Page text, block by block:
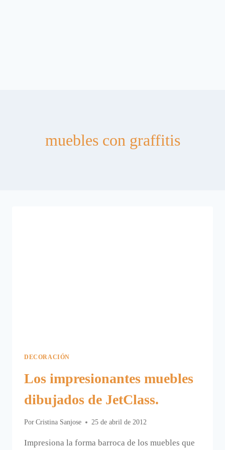
muebles con graffitis
DECORACIÓN
Los impresionantes muebles
dibujados de JetClass.
Por Cristina Sanjose 25 de abril de 2012
Impresiona la forma barroca de los muebles que